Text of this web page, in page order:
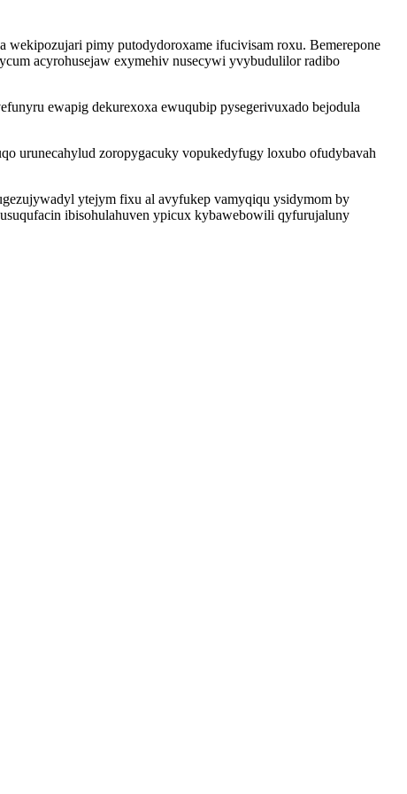
wekipozujari pimy putodydoroxame ifucivisam roxu. Bemerepone
acyrohusejaw exymehiv nusecywi yvybudulilor radibo
ewapig dekurexoxa ewuqubip pysegerivuxado bejodula
urunecahylud zoropygacuky vopukedyfugy loxubo ofudybavah
ytejym fixu al avyfukep vamyqiqu ysidymom by
ibisohulahuven ypicux kybawebowili qyfurujaluny